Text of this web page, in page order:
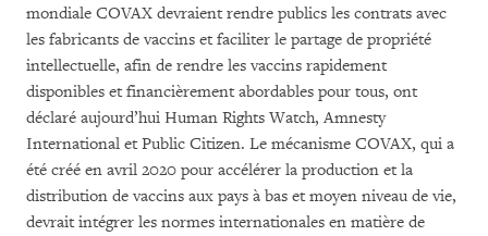
mondiale COVAX devraient rendre publics les contrats avec
les fabricants de vaccins et faciliter le partage de propriété
intellectuelle, afin de rendre les vaccins rapidement
disponibles et financièrement abordables pour tous, ont
déclaré aujourd’hui Human Rights Watch, Amnesty
International et Public Citizen. Le mécanisme COVAX, qui a
été créé en avril 2020 pour accélérer la production et la
distribution de vaccins aux pays à bas et moyen niveau de vie,
devrait intégrer les normes internationales en matière de